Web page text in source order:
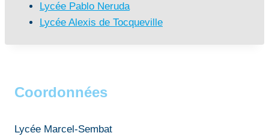
Lycée Pablo Neruda
Lycée Alexis de Tocqueville
Coordonnées
Lycée Marcel-Sembat